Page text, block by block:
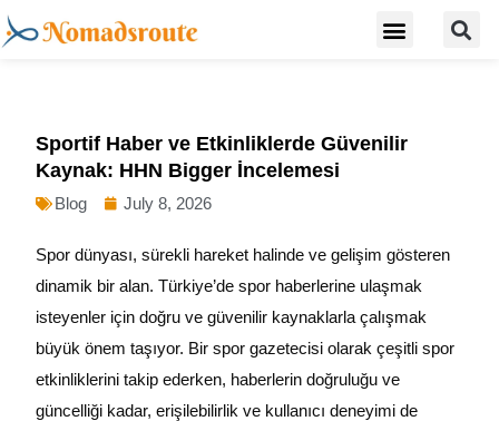
Skip
to
Menu
Sportif Haber ve Etkinliklerde Güvenilir
Kaynak: HHN Bigger İncelemesi
Blog July 8, 2026
Spor dünyası, sürekli hareket halinde ve gelişim gösteren
dinamik bir alan. Türkiye’de spor haberlerine ulaşmak
isteyenler için doğru ve güvenilir kaynaklarla çalışmak
büyük önem taşıyor. Bir spor gazetecisi olarak çeşitli spor
etkinliklerini takip ederken, haberlerin doğruluğu ve
güncelliği kadar, erişilebilirlik ve kullanıcı deneyimi de